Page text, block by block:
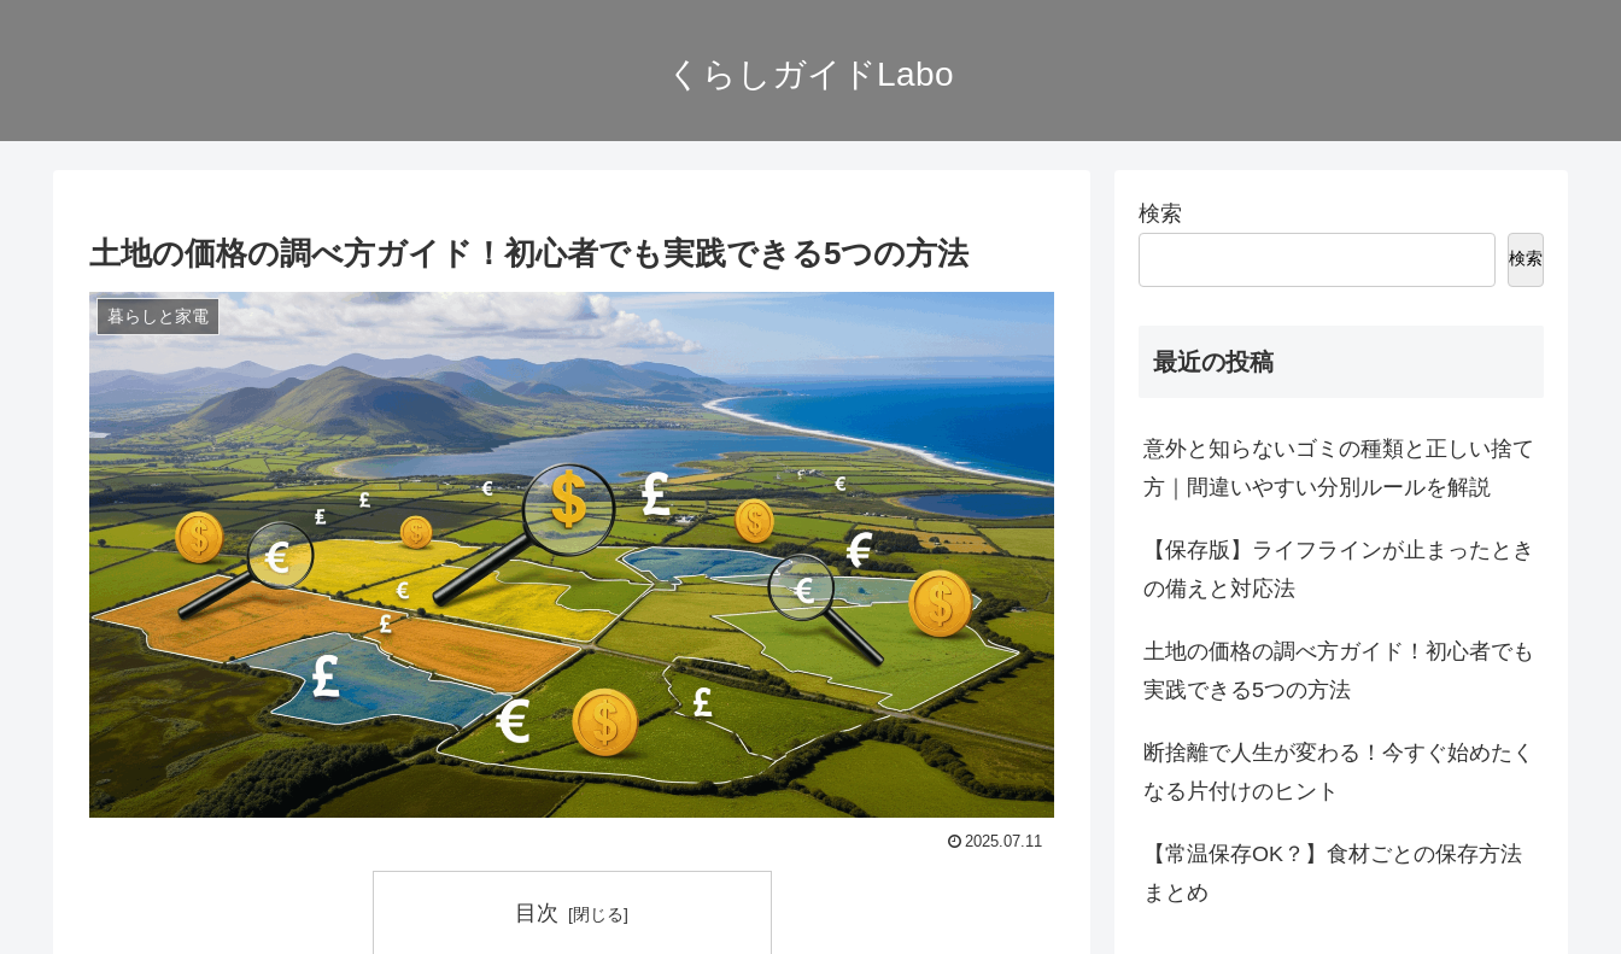
くらしガイドLabo
土地の価格の調べ方ガイド！初心者でも実践できる5つの方法
暮らしと家電
2025.07.11
目次
検索
検索
最近の投稿
意外と知らないゴミの種類と正しい捨て
方｜間違いやすい分別ルールを解説
【保存版】ライフラインが止まったとき
の備えと対応法
土地の価格の調べ方ガイド！初心者でも
実践できる5つの方法
断捨離で人生が変わる！今すぐ始めたく
なる片付けのヒント
【常温保存OK？】食材ごとの保存方法
まとめ